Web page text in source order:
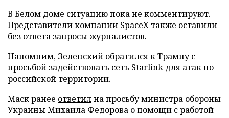
В Белом доме ситуацию пока не комментируют.
Представители компании SpaceX также оставили
без ответа запросы журналистов.
Напомним, Зеленский обратилсяк Трампу с
просьбой задействовать сеть Starlink для атак по
российской территории.
Маск ранее ответилна просьбу министра обороны
Украины Михаила Федорова о помощи с работой